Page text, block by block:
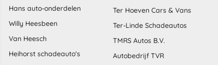
Hans auto-onderdelen
Willy Heesbeen
Van Heesch
Heihorst schadeauto's
Ter Hoeven Cars & Vans
Ter-Linde Schadeautos
TMRS Autos B.V.
Autobedrijf TVR